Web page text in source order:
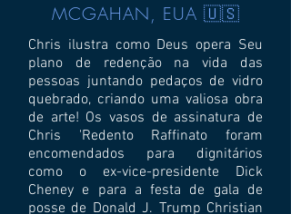
MCGAHAN, EUA 🇺🇸
Chris ilustra como Deus opera Seu
plano de redenção na vida das
pessoas juntando pedaços de vidro
quebrado, criando uma valiosa obra
de arte! Os vasos de assinatura de
Chris 'Redento Raffinato foram
encomendados para dignitários
como o ex-vice-presidente Dick
Cheney e para a festa de gala de
posse de Donald J. Trump Christian